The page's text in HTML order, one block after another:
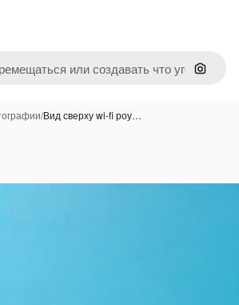
Поиск
/Вид сверху wi-fi роу…